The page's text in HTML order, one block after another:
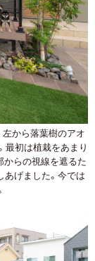
左から落葉樹のアオ
最初は植栽をあまり
からの視線を遮るた
あげました。今では